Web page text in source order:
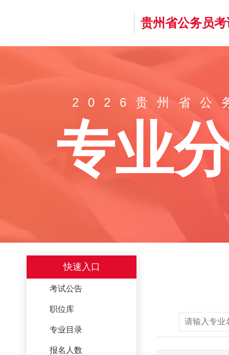
贵州省公务员考
2026贵州省公
专业
快速入口
考试公告
职位库
专业目录
报名人数